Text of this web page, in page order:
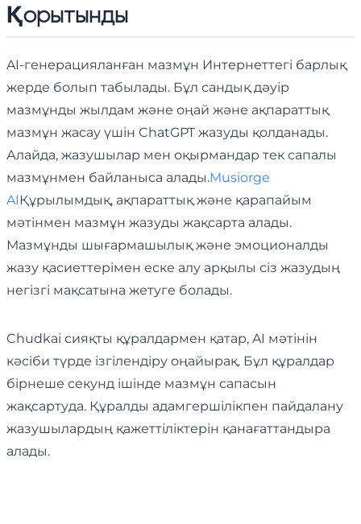
Қорытынды
AI-генерацияланған мазмұн Интернеттегі барлық
жерде болып табылады. Бұл сандық дәуір
мазмұнды жылдам және оңай және ақпараттық
мазмұн жасау үшін ChatGPT жазуды қолданады.
Алайда, жазушылар мен оқырмандар тек сапалы
мазмұнмен байланыса алады.Musiorge
AI Құрылымдық, ақпараттық және қарапайым
мәтінмен мазмұн жазуды жақсарта алады.
Мазмұнды шығармашылық және эмоционалды
жазу қасиеттерімен еске алу арқылы сіз жазудың
негізгі мақсатына жетуге болады.
Chudkai сияқты құралдармен қатар, AI мәтінін
кәсіби түрде ізгілендіру оңайырақ. Бұл құралдар
бірнеше секунд ішінде мазмұн сапасын
жақсартуда. Құралды адамгершілікпен пайдалану
жазушылардың қажеттіліктерін қанағаттандыра
алады.